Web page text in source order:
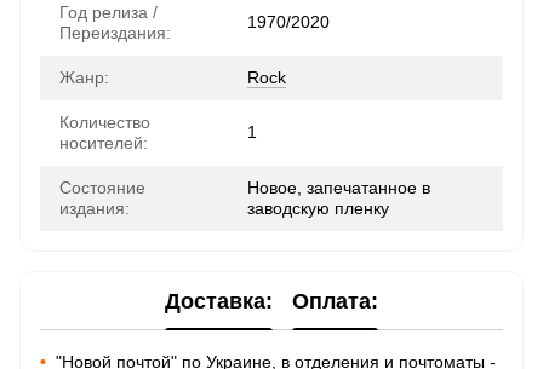
Год релиза /
Переиздания:
1970/2020
Жанр: Rock
Количество
носителей:
1
Состояние
издания:
Новое, запечатанное в
заводскую пленку
Доставка: Оплата:
• "Новой почтой" по Украине, в отделения и почтоматы -